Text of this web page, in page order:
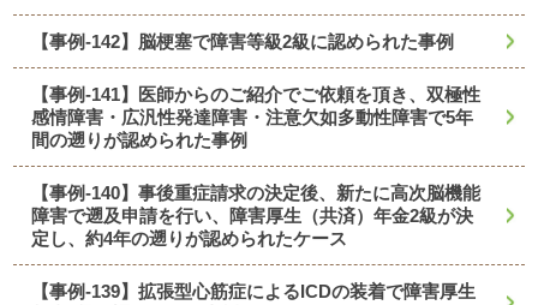
【事例-142】脳梗塞で障害等級2級に認められた事例
【事例-141】医師からのご紹介でご依頼を頂き、双極性
感情障害・広汎性発達障害・注意欠如多動性障害で5年
間の遡りが認められた事例
【事例-140】事後重症請求の決定後、新たに高次脳機能
障害で遡及申請を行い、障害厚生（共済）年金2級が決
定し、約4年の遡りが認められたケース
【事例-139】拡張型心筋症によるICDの装着で障害厚生